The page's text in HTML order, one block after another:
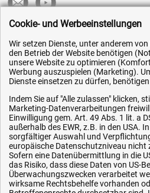
Hilfe & Service
Versandkosten
Zahlungsarten
Service
AGB / Widerrufsrecht
Datenschutz
Impressum
Karriere
OEM-Ersatzteile
Cookie- und Werbeeinstellungen
Wir setzen Dienste, unter anderem
den Betrieb der Website benötigen
unsere Website zu optimieren
Werbung auszuspielen (Marketing).
Dienste einsetzen zu dürfen,
Indem Sie auf "Alle zulassen" klicken,
Marketing-Datenverarbeitungen
Einwilligung gem. Art. 49 Abs. 1 lit. a
außerhalb des EWR, z.B. in den USA.
sorgfältiger Auswahl und
europäische Datenschutzniveau
Sofern eine Datenübermittlung in die
das Risiko, dass diese Daten von US-
Überwachungszwecken verarbeitet
wirksame Rechtsbehelfe vorhanden